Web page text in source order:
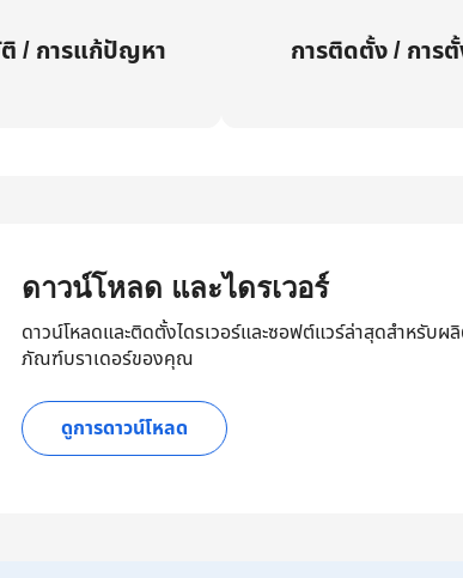
/ การแก้ปัญหา การติดตั้ง / การ
ดาวน์โหลด และไดรเวอร์
ดาวน์โหลดและติดตั้งไดรเวอร์และซอฟต์แวร์ล่าสุดสำหรับผ
ภัณฑ์บราเดอร์ของคุณ
ดูการดาวน์โหลด